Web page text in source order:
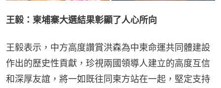
王毅：柬埔寨大選結果彰顯了人心所向
王毅表示，中方高度讚賞洪森為中柬命運共同體建設
作出的歷史性貢獻，珍視兩國領導人建立的高度互信
和深厚友誼，將一如既往同柬方站在一起，堅定支持